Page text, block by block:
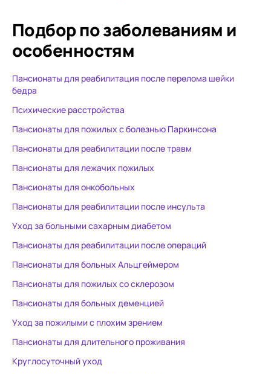
старичков.
менее
что
Подбор по заболеваниям и
особенностям
Пансионаты для реабилитация после перелома шейки
бедра
Психические расстройства
Пансионаты для пожилых с болезнью Паркинсона
Пансионаты для реабилитации после травм
Пансионаты для лежачих пожилых
Пансионаты для онкобольных
Пансионаты для реабилитации после инсульта
Уход за больными сахарным диабетом
Пансионаты для реабилитации после операций
Пансионаты для больных Альцгеймером
Пансионаты для пожилых со склерозом
Пансионаты для больных деменцией
Уход за пожилыми с плохим зрением
Пансионаты для длительного проживания
Круглосуточный уход